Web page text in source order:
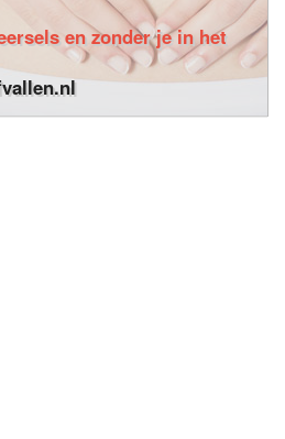
en zonder je in het